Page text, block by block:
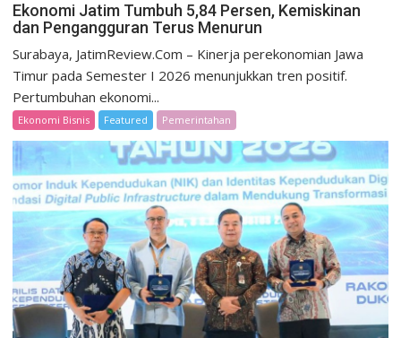
Ekonomi Jatim Tumbuh 5,84 Persen, Kemiskinan
dan Pengangguran Terus Menurun
Surabaya, JatimReview.Com – Kinerja perekonomian Jawa
Timur pada Semester I 2026 menunjukkan tren positif.
Pertumbuhan ekonomi...
Ekonomi Bisnis Featured Pemerintahan